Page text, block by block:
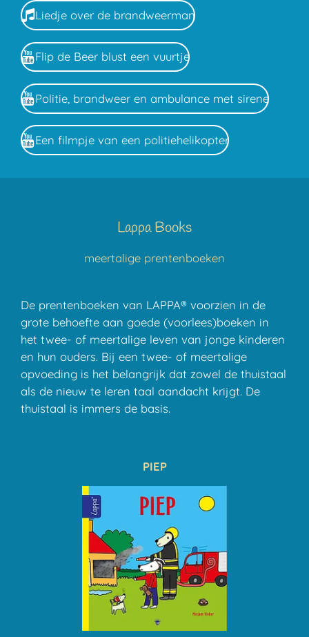
Liedje over de brandweerman
Flip de Beer blust een vuurtje
Politie, brandweer en ambulance met sirene
Een filmpje van een politiehelikopter
Lappa Books
meertalige prentenboeken
De prentenboeken van LAPPA® voorzien in de
grote behoefte aan goede (voorlees)boeken in
het twee- of meertalige leven van jonge kinderen
en hun ouders. Bij een twee- of meertalige
opvoeding is het belangrijk dat zowel de thuistaal
als de nieuw te leren taal aandacht krijgt. De
thuistaal is immers de basis.
PIEP